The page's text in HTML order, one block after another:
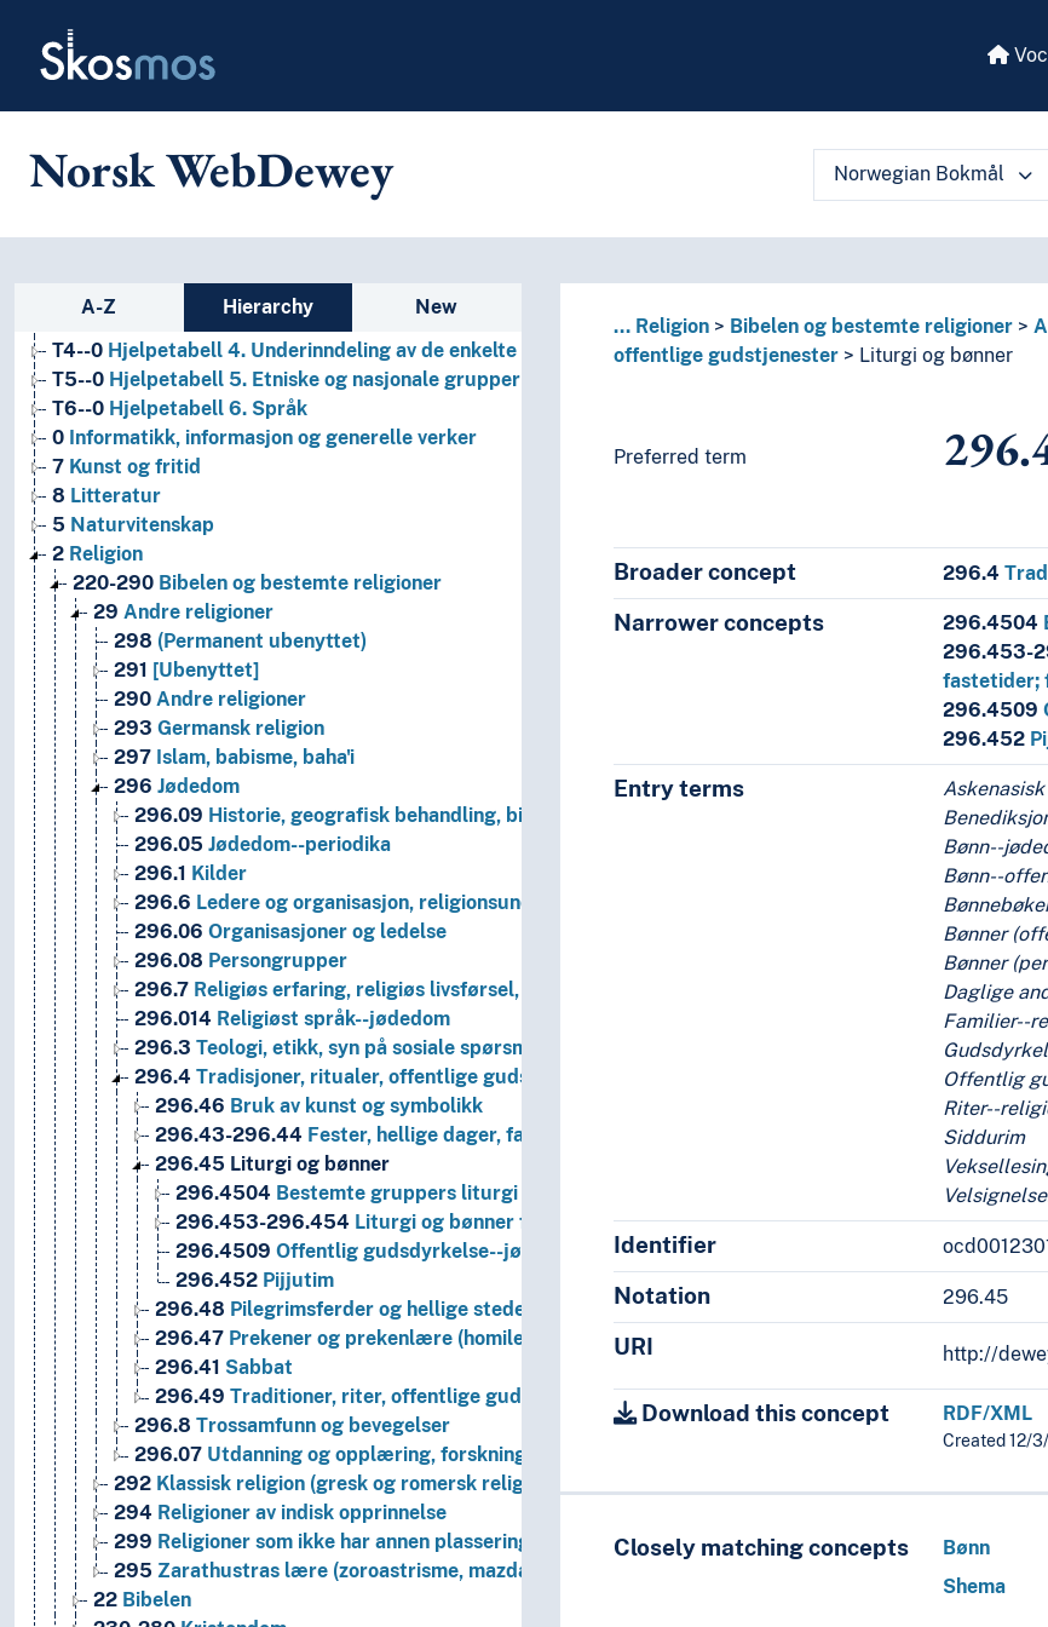
Skosmos
Norsk WebDewey Norwegian Bokmål
Sidebar listing: list and traverse vocabulary contents by a
A-Z Hierarchy New
1Filosofi og psykologi
Historie og geografi
T1--0 Hjelpetabell 1. Generell forminndeling
Hjelpetabell 2. Geografiske områder, historiske perioder, biografier
T3--0Hjelpetabell 3. Underinndeling av kunst, av de enkelte språks litteraturer, av bestemte litterære
Hjelpetabell 3B. Underinndeling av verker av eller om mer enn én forfatter
Hjelpetabell 3C. Tilleggsnumre for kunst og litteratur
T4--0 Hjelpetabell 4. Underinndeling av de enkelte språk og språkgrupper
T5--0 Hjelpetabell 5. Etniske og nasjonale grupper
T6--0 Hjelpetabell 6. Språk
0 Informatikk, informasjon og generelle verker
7 Kunst og fritid
8 Litteratur
5 Naturvitenskap
2 Religion
220-290 Bibelen og bestemte religioner
29 Andre religioner
298 (Permanent ubenyttet)
291 [Ubenyttet]
290 Andre religioner
293 Germansk religion
297 Islam, babisme, baha'i
296 Jødedom
296.09 Historie, geografisk behandling, biografier
296.05 Jødedom--periodika
296.1 Kilder
296.6 Ledere og organisasjon, religionsundervisning, oppsøkende virksomhet
296.06 Organisasjoner og ledelse
296.08 Persongrupper
296.7 Religiøs erfaring, religiøs livsførsel, religiøs praksis
296.014 Religiøst språk--jødedom
296.3 Teologi, etikk, syn på sosiale spørsmål
296.4 Tradisjoner, ritualer, offentlige gudstjenester
296.46 Bruk av kunst og symbolikk
296.43-296.44 Fester, hellige dager, fastetider, riter og skikker for begivenheter som vanligvis
296.45 Liturgi og bønner
296.4504 Bestemte gruppers liturgi
296.453-296.454 Liturgi og bønner for fester, hellige dager, fastetider; for begivenheter som
296.4509 Offentlig gudsdyrkelse--jødedom--historie
296.452 Pijjutim
296.48 Pilegrimsferder og hellige steder
296.47 Prekener og prekenlære (homiletikk)
296.41 Sabbat
296.49 Traditioner, riter, offentlige gudstjenester i oldtidens jødedom fram til år 70 e.Kr
296.8 Trossamfunn og bevegelser
296.07 Utdanning og opplæring, forskning, lignende emner
292 Klassisk religion (gresk og romersk religion)
294 Religioner av indisk opprinnelse
299 Religioner som ikke har annen plassering
295 Zarathustras lære (zoroastrisme, mazdaisme, parsisme)
22 Bibelen
... Religion Bibelen og bestemte religioner
offentlige gudstjenester
Liturgi og bønner
Preferred term
Broader concept 296.4
Narrower concepts 296.4504
296.453-
fastetider;
296.4509
296.452
Entry terms
Bønn--
Bønn--
Bønner
Bønner
Daglige
Familier--
Offentlig
Riter--
Siddurim
Identifier
Notation 296.45
URI http://
Download this concept RDF/XML
Created 12/
Closely matching concepts Bønn
Shema